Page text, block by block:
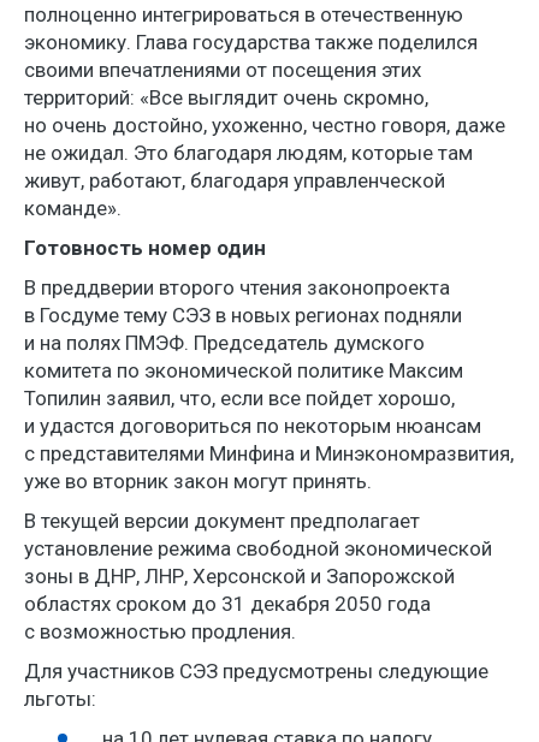
полноценно интегрироваться в отечественную
экономику. Глава государства также поделился
своими впечатлениями от посещения этих
территорий: «Все выглядит очень скромно,
но очень достойно, ухоженно, честно говоря, даже
не ожидал. Это благодаря людям, которые там
живут, работают, благодаря управленческой
команде».
Готовность номер один
В преддверии второго чтения законопроекта
в Госдуме тему СЭЗ в новых регионах подняли
и на полях ПМЭФ. Председатель думского
комитета по экономической политике Максим
Топилин заявил, что, если все пойдет хорошо,
и удастся договориться по некоторым нюансам
с представителями Минфина и Минэкономразвития,
уже во вторник закон могут принять.
В текущей версии документ предполагает
установление режима свободной экономической
зоны в ДНР, ЛНР, Херсонской и Запорожской
областях сроком до 31 декабря 2050 года
с возможностью продления.
Для участников СЭЗ предусмотрены следующие
льготы: